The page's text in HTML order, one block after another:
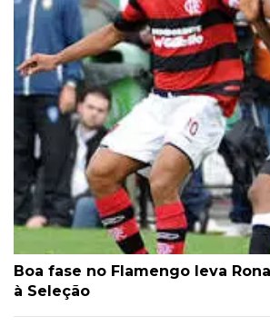
Boa fase no Flamengo leva
à Seleção